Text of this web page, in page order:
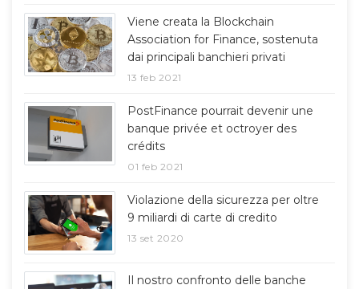
Viene creata la Blockchain
Association for Finance, sostenuta
dai principali banchieri privati
13 feb 2021
PostFinance pourrait devenir une
banque privée et octroyer des
crédits
01 feb 2021
Violazione della sicurezza per oltre
9 miliardi di carte di credito
13 set 2020
Il nostro confronto delle banche